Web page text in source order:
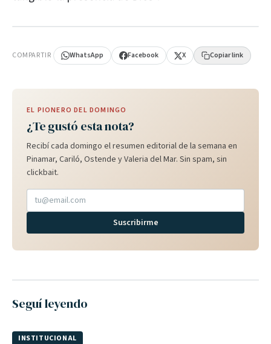
COMPARTIR WhatsApp Facebook X Copiar link
EL PIONERO DEL DOMINGO
¿Te gustó esta nota?
Recibí cada domingo el resumen editorial de la semana en
Pinamar, Cariló, Ostende y Valeria del Mar. Sin spam, sin
clickbait.
Suscribirme
Seguí leyendo
INSTITUCIONAL